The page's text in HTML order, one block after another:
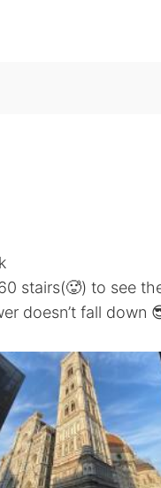
stairs(🥵) to see
doesn’t fall down